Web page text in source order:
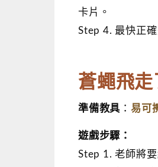
卡片。
Step 4. 最快正
蒼蠅飛走
準備教具 ：易可
遊戲步驟：
Step 1. 老師將